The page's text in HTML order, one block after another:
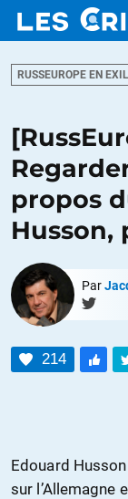
LES
DOSSIERS
CATÉGORIES
NOUS
RUSSEUROPE EN EXIL
propos
Husson,
Par
214
Edouard
sur l’Allemagne